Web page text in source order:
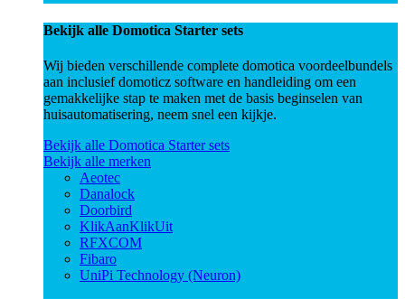
Bekijk alle Domotica Starter sets
Wij bieden verschillende complete domotica voordeelbundels
aan inclusief domoticz software en handleiding om een
gemakkelijke stap te maken met de basis beginselen van
huisautomatisering, neem snel een kijkje.
Bekijk alle Domotica Starter sets
Bekijk alle merken
Aeotec
Danalock
Doorbird
KlikAanKlikUit
RFXCOM
Fibaro
UniPi Technology (Neuron)